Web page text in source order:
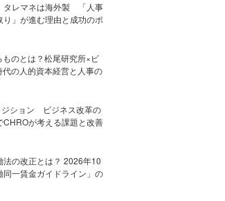
タレマネは海外製 「人事
」が進む理由と成功のポ
のとは？松尾研究所×ビ
の人的資本経営と人事の
ジション ビジネス改革の
が考える課題と改善
法の改正とは？ 2026年10
同一賃金ガイドライン」の